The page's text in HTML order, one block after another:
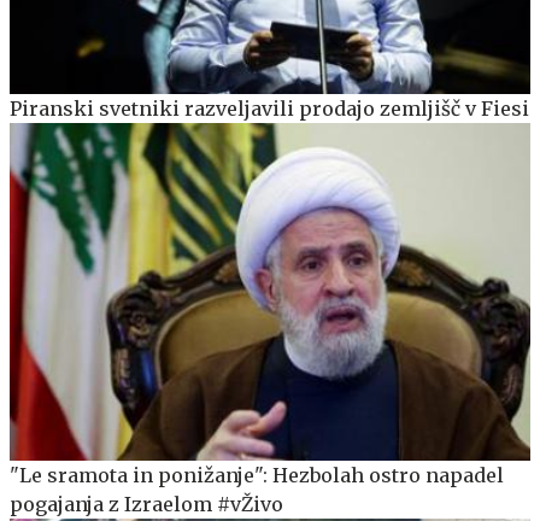
Piranski svetniki razveljavili prodajo zemljišč v Fiesi
"Le sramota in ponižanje": Hezbolah ostro napadel
pogajanja z Izraelom #vŽivo